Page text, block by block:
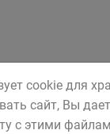
cookie для
сайт, Вы
с этими